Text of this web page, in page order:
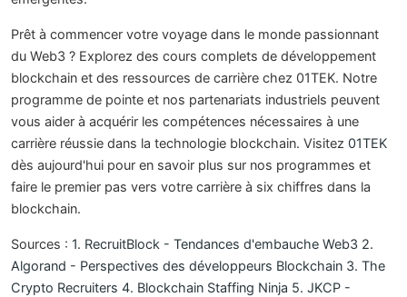
Prêt à commencer votre voyage dans le monde passionnant
du Web3 ? Explorez des cours complets de développement
blockchain et des ressources de carrière chez 01TEK. Notre
programme de pointe et nos partenariats industriels peuvent
vous aider à acquérir les compétences nécessaires à une
carrière réussie dans la technologie blockchain. Visitez 01TEK
dès aujourd'hui pour en savoir plus sur nos programmes et
faire le premier pas vers votre carrière à six chiffres dans la
blockchain.
Sources : 1. RecruitBlock - Tendances d'embauche Web3 2.
Algorand - Perspectives des développeurs Blockchain 3. The
Crypto Recruiters 4. Blockchain Staffing Ninja 5. JKCP -